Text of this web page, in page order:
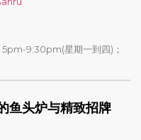
9:30pm(星期一到四)；
鱼头炉与精致招牌